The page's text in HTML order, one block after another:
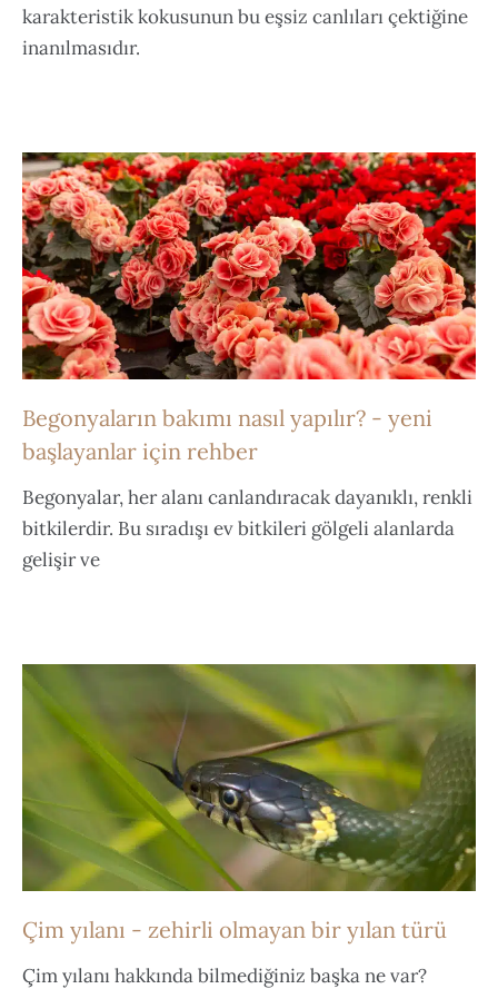
karakteristik kokusunun bu eşsiz canlıları çektiğine
inanılmasıdır.
Begonyaların bakımı nasıl yapılır? - yeni
başlayanlar için rehber
Begonyalar, her alanı canlandıracak dayanıklı, renkli
bitkilerdir. Bu sıradışı ev bitkileri gölgeli alanlarda
gelişir ve
Çim yılanı - zehirli olmayan bir yılan türü
Çim yılanı hakkında bilmediğiniz başka ne var?